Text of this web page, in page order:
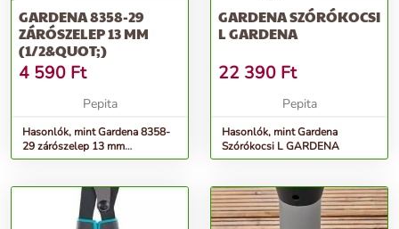
GARDENA 8358-29
ZÁRÓSZELEP 13 MM
(1/2&QUOT;)
4 590 Ft
Pepita
Hasonlók, mint Gardena 8358-
29 zárószelep 13 mm
(1/2&quot;)
GARDENA SZÓRÓKOCSI
L GARDENA
22 390 Ft
Pepita
Hasonlók, mint Gardena
Szórókocsi L GARDENA